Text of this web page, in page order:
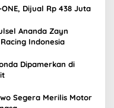
Dijual Rp 438 Juta
Ananda Zayn
Indonesia
Dipamerkan di